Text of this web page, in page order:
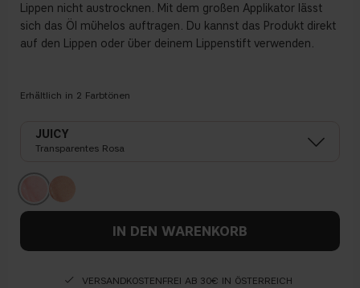
Lippen nicht austrocknen. Mit dem großen Applikator lässt
sich das Öl mühelos auftragen. Du kannst das Produkt direkt
auf den Lippen oder über deinem Lippenstift verwenden.
Erhältlich in 2 Farbtönen
JUICY
Transparentes Rosa
IN DEN WARENKORB
VERSANDKOSTENFREI AB 30€ IN ÖSTERREICH